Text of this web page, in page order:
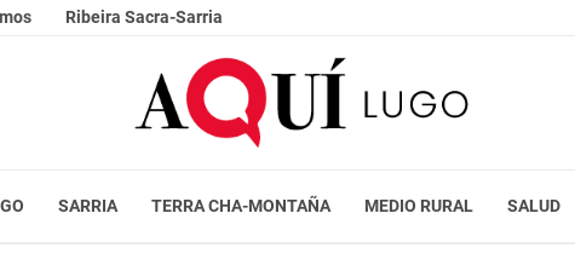
Ribeira Sacra-Sarria
SARRIA TERRA CHA-MONTAÑA MEDIO RURAL SALUD